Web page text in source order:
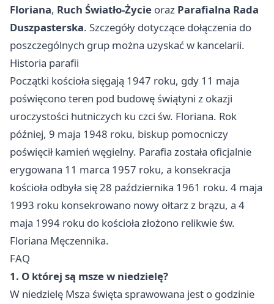
Floriana, Ruch Światło-Życie oraz Parafialna Rada
Duszpasterska. Szczegóły dotyczące dołączenia do
poszczególnych grup można uzyskać w kancelarii.
Historia parafii
Początki kościoła sięgają 1947 roku, gdy 11 maja
poświęcono teren pod budowę świątyni z okazji
uroczystości hutniczych ku czci św. Floriana. Rok
później, 9 maja 1948 roku, biskup pomocniczy
poświęcił kamień węgielny. Parafia została oficjalnie
erygowana 11 marca 1957 roku, a konsekracja
kościoła odbyła się 28 października 1961 roku. 4 maja
1993 roku konsekrowano nowy ołtarz z brązu, a 4
maja 1994 roku do kościoła złożono relikwie św.
Floriana Męczennika.
FAQ
1. O której są msze w niedzielę?
W niedzielę Msza święta sprawowana jest o godzinie